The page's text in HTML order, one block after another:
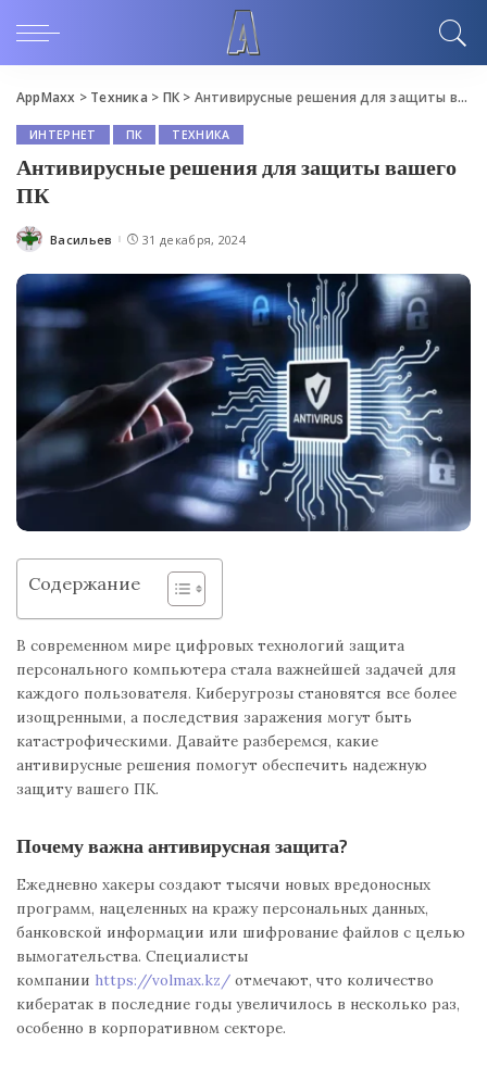
AppMaxx > Техника > ПК> Антивирусные решения для защиты вашего ПК
ИНТЕРНЕТ ПК ТЕХНИКА
Антивирусные решения для защиты вашего
ПК
Posted
Васильев 31 декабря, 2024
Содержание
В современном мире цифровых технологий защита
персонального компьютера стала важнейшей задачей для
каждого пользователя. Киберугрозы становятся все более
изощренными, а последствия заражения могут быть
катастрофическими. Давайте разберемся, какие
антивирусные решения помогут обеспечить надежную
защиту вашего ПК.
Почему важна антивирусная защита?
Ежедневно хакеры создают тысячи новых вредоносных
программ, нацеленных на кражу персональных данных,
банковской информации или шифрование файлов с целью
вымогательства. Специалисты
компании https://volmax.kz/ отмечают, что количество
кибератак в последние годы увеличилось в несколько раз,
особенно в корпоративном секторе.